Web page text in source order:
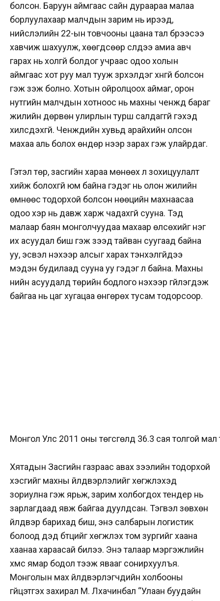
болсон. Баруун аймгаас сайн дураараа малаа
борлуулахаар малчдын зарим нь ирээд,
нийслэлийн 22-ын товчооны цаана тал бүрээсээ
хавчиж шахуулж, хөөгдсөөр сүүлдээ амиа авч
гарах нь холгүй болдог учраас одоо холын
аймгаас хот руу мал тууж зүрхэлдэг хүнгүй болсон
гэж үзэж болно. Хотын ойролцоох аймаг, орон
нутгийн малчдын хотноос нь махны ченжүүд бараг
жилийн дөрвөн улирлын турш салдаггүй гэхэд
хилсдэхгүй. Ченжүүдийн хувьд арайхийн олсон
махаа аль болох өндөр үнээр зарах гэж улайрдаг.
Гэтэл төр, засгийн хараа мөнөөх л зохицуулалт
хийж болохгүй юм байна гэдэг нь олон жилийн
өмнөөс тодорхой болсон нөөцийн махнаасаа
одоо хэр нь давж харж чадахгүй сууна. Тэд
малаар баян монголчуудаа махаар өлсөхийг нэг
их асуудал биш гэж үзээд тайван суугаад байна
уу, эсвэл үнэхээр алсыг харах тэнхэлгүйдээ
мэдэн будилаад сууна уу гэдэг л байна. Махны
үнийн асуудалд төрийн бодлого үнэхээр үгүйлэгдэж
байгаа нь цаг хугацаа өнгөрөх тусам тодорсоор.
Монгол Улс 2011 оны төгсгөлд 36.3 сая толгой мал
Хятадын Засгийн газраас авах зээлийн тодорхой
хэсгийг махны үйлдвэрлэлийг хөгжүүлэхэд
зориулна гэж ярьж, зарим холбогдох тендер нь
зарлагдаад явж байгаа дуулдсан. Тэгвэл зөвхөн
үйлдвэр барихад биш, энэ салбарын логистик
болоод дэд бүтцийг хөгжүүлэх том зургийг хаана
хаанаа хараасай билээ. Энэ талаар мэргэжлийн
хүмүүс ямар бодол тээж явааг сонирхуулъя.
Монголын мах үйлдвэрлэгчдийн холбооны
гүйцэтгэх захирал М. Лхачинбал “Улаан буудайн